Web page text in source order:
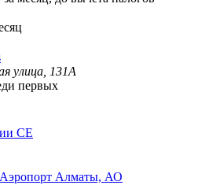
улица, 131А
первых
CE
Алматы, АО